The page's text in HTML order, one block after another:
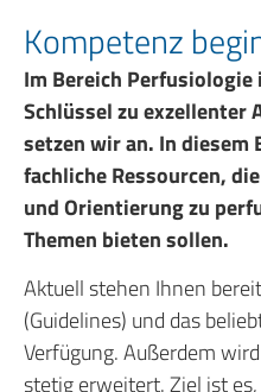
Kompetenz
Im Bereich
Schlüssel zu exzellenter
setzen wir an. In diesem
fachliche Ressourcen,
und Orientierung zu
Themen bieten sollen.
Aktuell stehen Ihnen
(Guidelines) und das
Verfügung. Außerdem
stetig erweitert. Ziel ist